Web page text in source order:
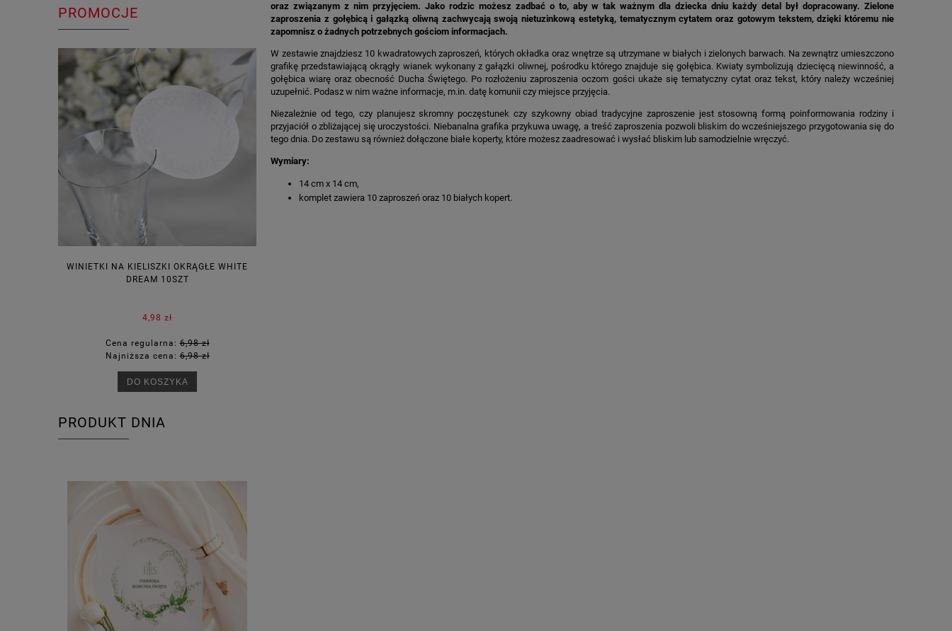
PROMOCJE
WINIETKI NA KIELISZKI OKRĄGŁE WHITE
DREAM 10SZT
4,98 zł
Cena regularna:6,98 zł
Najniższa cena:6,98 zł
DO KOSZYKA
PRODUKT DNIA
oraz związanym z nim przyjęciem. Jako rodzic możesz zadbać o to, aby w tak ważnym dla dziecka dniu każdy detal był dopracowany. Zielone
zaproszenia z gołębicą i gałązką oliwną zachwycają swoją nietuzinkową estetyką, tematycznym cytatem oraz gotowym tekstem, dzięki któremu nie
zapomnisz o żadnych potrzebnych gościom informacjach.
W zestawie znajdziesz 10 kwadratowych zaproszeń, których okładka oraz wnętrze są utrzymane w białych i zielonych barwach. Na zewnątrz umieszczono
grafikę przedstawiającą okrągły wianek wykonany z gałązki oliwnej, pośrodku którego znajduje się gołębica. Kwiaty symbolizują dziecięcą niewinność, a
gołębica wiarę oraz obecność Ducha Świętego. Po rozłożeniu zaproszenia oczom gości ukaże się tematyczny cytat oraz tekst, który należy wcześniej
uzupełnić. Podasz w nim ważne informacje, m.in. datę komunii czy miejsce przyjęcia.
Niezależnie od tego, czy planujesz skromny poczęstunek czy szykowny obiad tradycyjne zaproszenie jest stosowną formą poinformowania rodziny i
przyjaciół o zbliżającej się uroczystości. Niebanalna grafika przykuwa uwagę, a treść zaproszenia pozwoli bliskim do wcześniejszego przygotowania się do
tego dnia. Do zestawu są również dołączone białe koperty, które możesz zaadresować i wysłać bliskim lub samodzielnie wręczyć.
Wymiary:
14 cm x 14 cm,
komplet zawiera 10 zaproszeń oraz 10 białych kopert.